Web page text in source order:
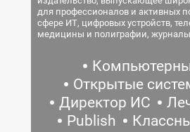
для профессионалов и активных
сфере ИТ, цифровых устройств,
медицины и полиграфии, журналы
Открытые
Директор ИС
Publish